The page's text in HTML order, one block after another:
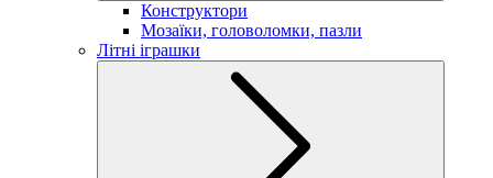
Конструктори
Мозаїки, головоломки, пазли
Літні іграшки